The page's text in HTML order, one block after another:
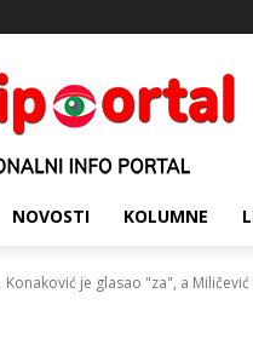
NOVOSTI KOLUMNE
Konaković je glasao "za", a